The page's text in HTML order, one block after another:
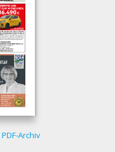
PDF-Archiv